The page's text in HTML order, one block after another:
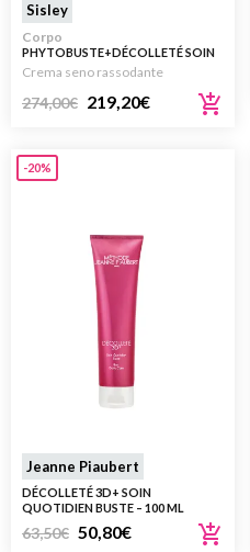
Sisley
Corpo
PHYTOBUSTE+DÉCOLLETÉ SOIN
RAFFERMISSANT INTENSIF 50ML
Crema seno rassodante
274,00€ 219,20€
-20%
Jeanne Piaubert
DÉCOLLETÉ 3D+ SOIN
QUOTIDIEN BUSTE – 100 ML
63,50€ 50,80€